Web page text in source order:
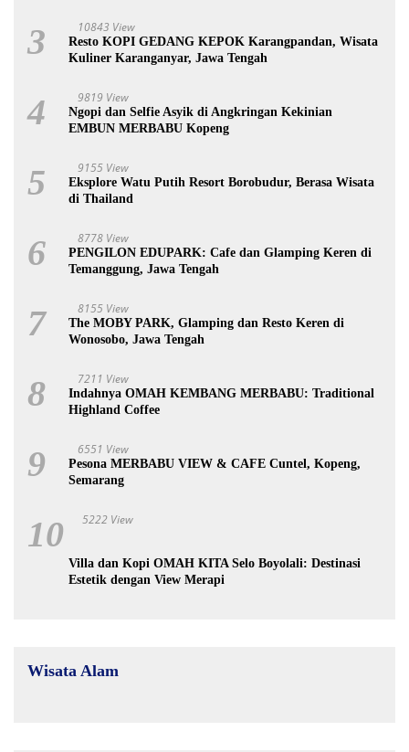
3 10843 View
Resto KOPI GEDANG KEPOK Karangpandan, Wisata
Kuliner Karanganyar, Jawa Tengah
4 9819 View
Ngopi dan Selfie Asyik di Angkringan Kekinian
EMBUN MERBABU Kopeng
5 9155 View
Eksplore Watu Putih Resort Borobudur, Berasa Wisata
di Thailand
6 8778 View
PENGILON EDUPARK: Cafe dan Glamping Keren di
Temanggung, Jawa Tengah
7 8155 View
The MOBY PARK, Glamping dan Resto Keren di
Wonosobo, Jawa Tengah
8 7211 View
Indahnya OMAH KEMBANG MERBABU: Traditional
Highland Coffee
9 6551 View
Pesona MERBABU VIEW & CAFE Cuntel, Kopeng,
Semarang
10 5222 View
Villa dan Kopi OMAH KITA Selo Boyolali: Destinasi
Estetik dengan View Merapi
Wisata Alam